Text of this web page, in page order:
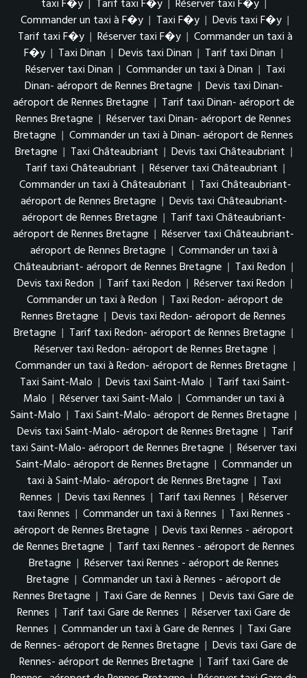
taxi F�y | Tarif taxi F�y | Réserver taxi F�y |
Commander un taxi à F�y | Taxi F�y | Devis taxi F�y |
Tarif taxi F�y | Réserver taxi F�y | Commander un taxi à
F�y | Taxi Dinan | Devis taxi Dinan | Tarif taxi Dinan |
Réserver taxi Dinan | Commander un taxi à Dinan | Taxi
Dinan- aéroport de Rennes Bretagne | Devis taxi Dinan-
aéroport de Rennes Bretagne | Tarif taxi Dinan- aéroport de
Rennes Bretagne | Réserver taxi Dinan- aéroport de Rennes
Bretagne | Commander un taxi à Dinan- aéroport de Rennes
Bretagne | Taxi Châteaubriant | Devis taxi Châteaubriant |
Tarif taxi Châteaubriant | Réserver taxi Châteaubriant |
Commander un taxi à Châteaubriant | Taxi Châteaubriant-
aéroport de Rennes Bretagne | Devis taxi Châteaubriant-
aéroport de Rennes Bretagne | Tarif taxi Châteaubriant-
aéroport de Rennes Bretagne | Réserver taxi Châteaubriant-
aéroport de Rennes Bretagne | Commander un taxi à
Châteaubriant- aéroport de Rennes Bretagne | Taxi Redon |
Devis taxi Redon | Tarif taxi Redon | Réserver taxi Redon |
Commander un taxi à Redon | Taxi Redon- aéroport de
Rennes Bretagne | Devis taxi Redon- aéroport de Rennes
Bretagne | Tarif taxi Redon- aéroport de Rennes Bretagne |
Réserver taxi Redon- aéroport de Rennes Bretagne |
Commander un taxi à Redon- aéroport de Rennes Bretagne |
Taxi Saint-Malo | Devis taxi Saint-Malo | Tarif taxi Saint-
Malo | Réserver taxi Saint-Malo | Commander un taxi à
Saint-Malo | Taxi Saint-Malo- aéroport de Rennes Bretagne |
Devis taxi Saint-Malo- aéroport de Rennes Bretagne | Tarif
taxi Saint-Malo- aéroport de Rennes Bretagne | Réserver taxi
Saint-Malo- aéroport de Rennes Bretagne | Commander un
taxi à Saint-Malo- aéroport de Rennes Bretagne | Taxi
Rennes | Devis taxi Rennes | Tarif taxi Rennes | Réserver
taxi Rennes | Commander un taxi à Rennes | Taxi Rennes -
aéroport de Rennes Bretagne | Devis taxi Rennes - aéroport
de Rennes Bretagne | Tarif taxi Rennes - aéroport de Rennes
Bretagne | Réserver taxi Rennes - aéroport de Rennes
Bretagne | Commander un taxi à Rennes - aéroport de
Rennes Bretagne | Taxi Gare de Rennes | Devis taxi Gare de
Rennes | Tarif taxi Gare de Rennes | Réserver taxi Gare de
Rennes | Commander un taxi à Gare de Rennes | Taxi Gare
de Rennes- aéroport de Rennes Bretagne | Devis taxi Gare de
Rennes- aéroport de Rennes Bretagne | Tarif taxi Gare de